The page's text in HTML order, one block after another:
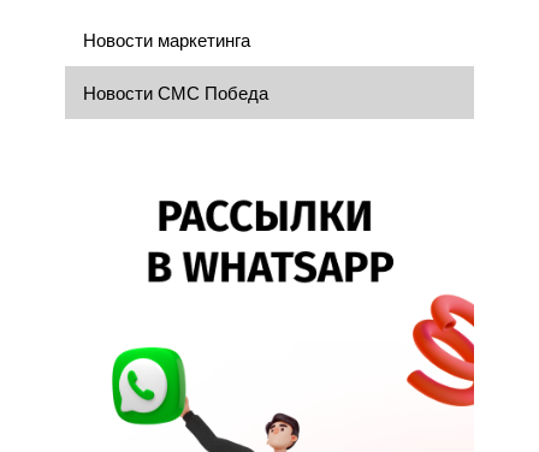
Новости маркетинга
Новости СМС Победа